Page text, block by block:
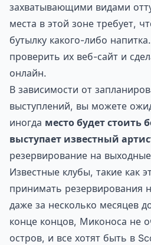
захватывающими видами
места в этой зоне требует,
бутылку какого-либо
проверить их веб-сайт и
онлайн.
В зависимости от
выступлений, вы можете
иногда место будет стоить
выступает известный
резервирование на
Известные клубы, такие как
принимать резервирования
даже за несколько месяцев
конце концов, Миконоса не
остров, и все хотят быть в